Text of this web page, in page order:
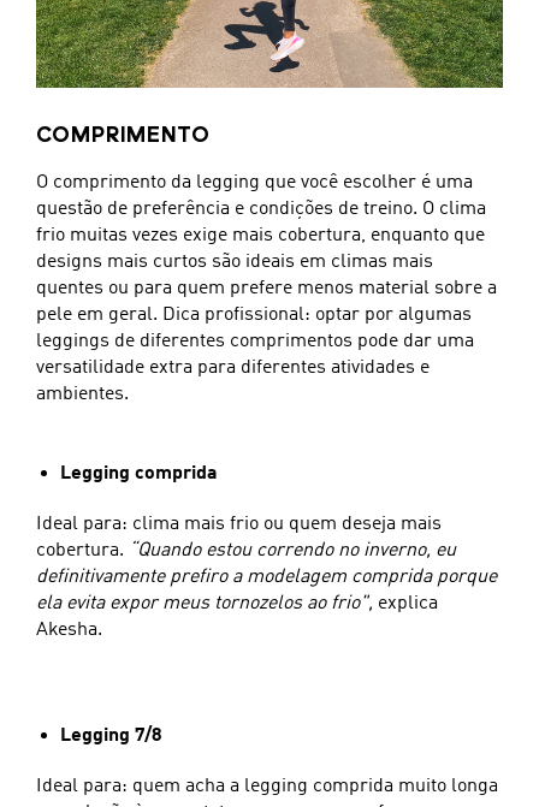
COMPRIMENTO
O comprimento da legging que você escolher é uma
questão de preferência e condições de treino. O clima
frio muitas vezes exige mais cobertura, enquanto que
designs mais curtos são ideais em climas mais
quentes ou para quem prefere menos material sobre a
pele em geral. Dica profissional: optar por algumas
leggings de diferentes comprimentos pode dar uma
versatilidade extra para diferentes atividades e
ambientes.
Legging comprida
Ideal para: clima mais frio ou quem deseja mais
cobertura. “Quando estou correndo no inverno, eu
definitivamente prefiro a modelagem comprida porque
ela evita expor meus tornozelos ao frio", explica
Akesha.
Legging 7/8
Ideal para: quem acha a legging comprida muito longa